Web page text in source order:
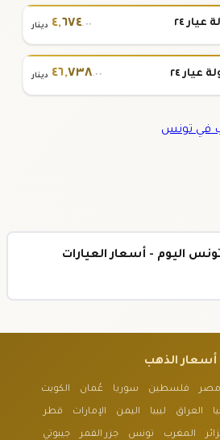
٤,٦٧٤.٠٠ دينار
٤٦,٧٣٨.٠٠ دينار
في تونس
اليوم - أسعار العيارات
أسعار الذهب
مصر فلسطين سوريا عُمان الكويت
العراق ليبيا اليمن الإمارات قطر
المغرب تونس جزر القمر جيبوتي